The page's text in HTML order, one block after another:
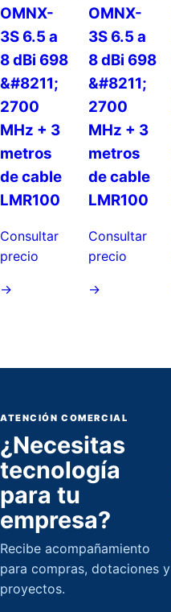
OMNX-
3S 6.5 a
8 dBi 698
&#8211;
2700
MHz + 3
metros
de cable
LMR100
Consultar
precio
→
OMNX-
3S 6.5 a
8 dBi 698
&#8211;
2700
MHz + 3
metros
de cable
LMR100
Consultar
precio
→
ATENCIÓN COMERCIAL
¿Necesitas
tecnología
para tu
empresa?
Recibe acompañamiento
para compras, dotaciones y
proyectos.